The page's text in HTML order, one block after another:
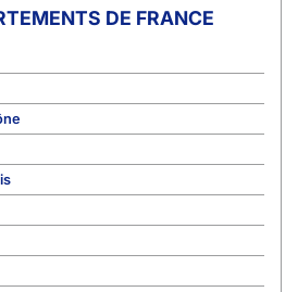
DE FRANCE